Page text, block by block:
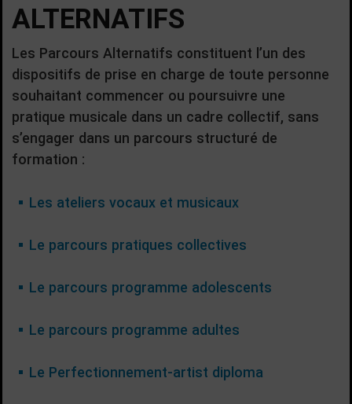
ALTERNATIFS
Les Parcours Alternatifs constituent l’un des
dispositifs de prise en charge de toute personne
souhaitant commencer ou poursuivre une
pratique musicale dans un cadre collectif, sans
s’engager dans un parcours structuré de
formation :
Les ateliers vocaux et musicaux
Le parcours pratiques collectives
Le parcours programme adolescents
Le parcours programme adultes
Le Perfectionnement-artist diploma